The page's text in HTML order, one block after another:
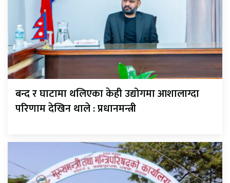
बन्द र घाटामा थलिएका केही उद्योगमा आशालाग्दा
परिणाम देखिन थाले : प्रधानमन्त्री